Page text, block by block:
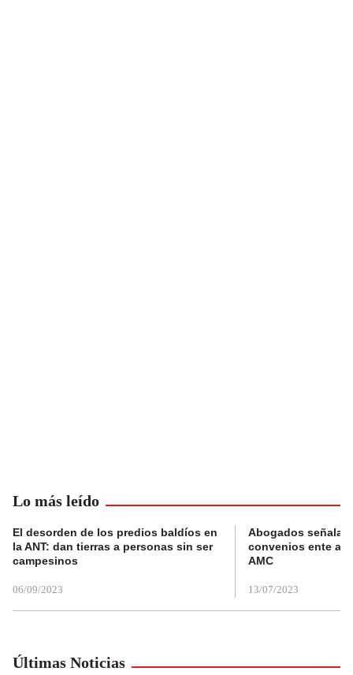
Lo más leído
El desorden de los predios baldíos en
la ANT: dan tierras a personas sin ser
campesinos
06/09/2023
Abogados
convenios ente
AMC
13/07/2023
Últimas Noticias